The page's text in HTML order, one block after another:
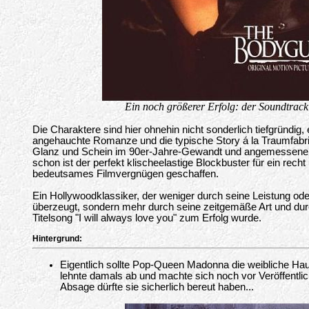
Ein noch größerer Erfolg: der
Die Charaktere sind hier ohnehin nicht sonderlich
angehauchte Romanze und die typische Story á la
Glanz und Schein im 90er-Jahre-Gewandt und
schon ist der perfekt klischeelastige Blockbuster für ein recht
bedeutsames Filmvergnügen geschaffen.
Ein Hollywoodklassiker, der weniger durch seine Leistung
überzeugt, sondern mehr durch seine zeitgemäße Art und
Titelsong "I will always love you" zum Erfolg wurde.
Hintergrund:
Eigentlich sollte Pop-Queen Madonna die weibliche
lehnte damals ab und machte sich noch vor
Absage dürfte sie sicherlich bereut haben...